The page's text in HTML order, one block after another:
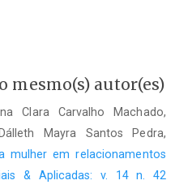
mesmo(s) autor(es)
Clara Carvalho Machado,
Mayra Santos Pedra,
mulher em relacionamentos
& Aplicadas: v. 14 n. 42